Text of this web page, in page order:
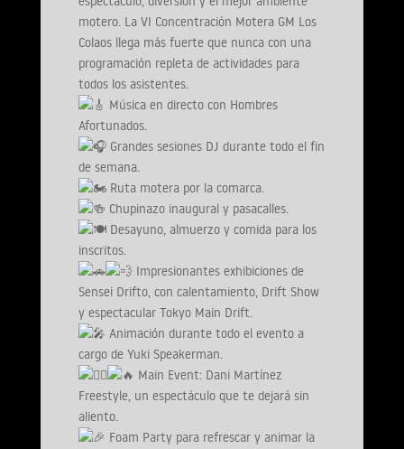
motero. La VI Concentración Motera GM Los
Colaos llega más fuerte que nunca con una
programación repleta de actividades para
todos los asistentes.
Música en directo con Hombres
Afortunados.
Grandes sesiones DJ durante todo el fin
de semana.
Ruta motera por la comarca.
Chupinazo inaugural y pasacalles.
Desayuno, almuerzo y comida para los
inscritos.
Impresionantes exhibiciones de
Sensei Drifto, con calentamiento, Drift Show
y espectacular Tokyo Main Drift.
Animación durante todo el evento a
cargo de Yuki Speakerman.
Main Event: Dani Martínez
Freestyle, un espectáculo que te dejará sin
aliento.
Foam Party para refrescar y animar la